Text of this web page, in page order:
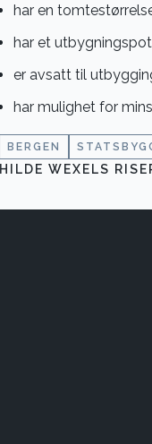
har en
har et
er avsatt til
har mulighet for
BERGEN
HILDE WEXELS